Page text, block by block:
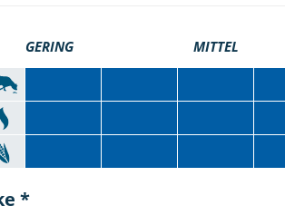
GERING MITTEL
*